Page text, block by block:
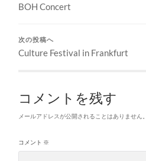
BOH Concert
次の投稿へ
Culture Festival in Frankfurt
コメントを残す
メールアドレスが公開されることはありません。
コメント ※